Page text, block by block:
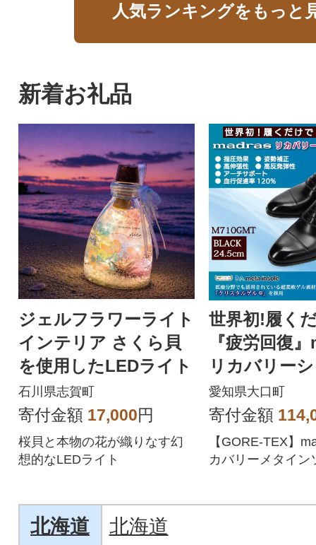
人気ランキングをもっと
新着お礼品
ジェルフラワーライト
インテリア さくら貝
を使用したLEDライト
石川県志賀町
寄付金額 17,000円
桜貝と本物の花が織りなす幻
想的なLEDライト
世界初!履く
『疲労回復
リカバリー
710GMT ブ
5cm
愛知県大口町
寄付金額
【GORE-TEX】
カバリーメタイン
北海道 北海道